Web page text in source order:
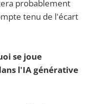
probablement
tenu de l'écart
se joue
l'IA générative